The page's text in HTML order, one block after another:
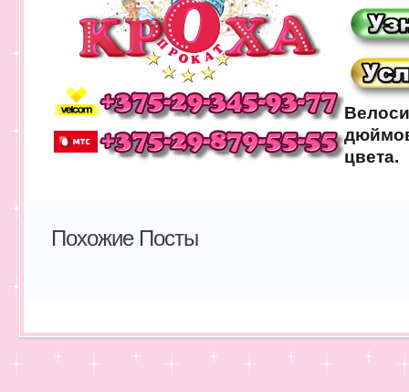
цвета.
Похожие Посты